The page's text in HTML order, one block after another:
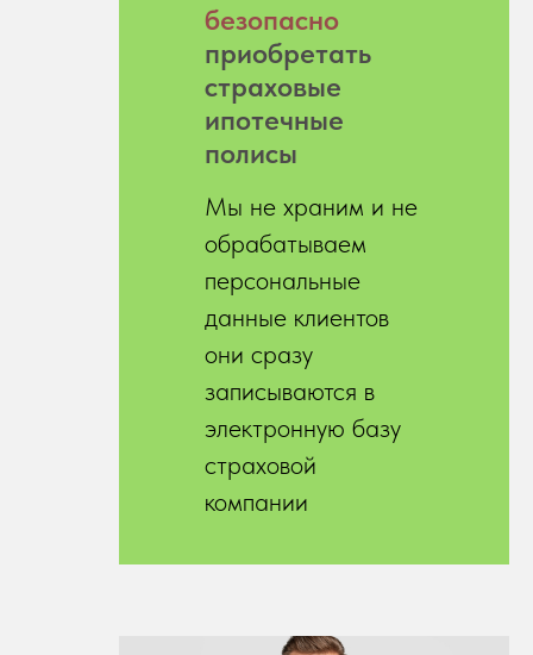
безопасно
приобретать
страховые
ипотечные
полисы
Мы не храним и не
обрабатываем
персональные
данные клиентов
они сразу
записываются в
электронную базу
страховой
компании